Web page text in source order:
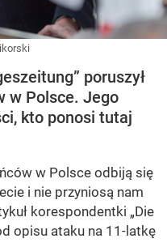
poruszył
w Polsce. Jego
kto ponosi tutaj
w Polsce odbiją się
i nie przyniosą nam
korespondentki „Die
opisu ataku na 11-latkę